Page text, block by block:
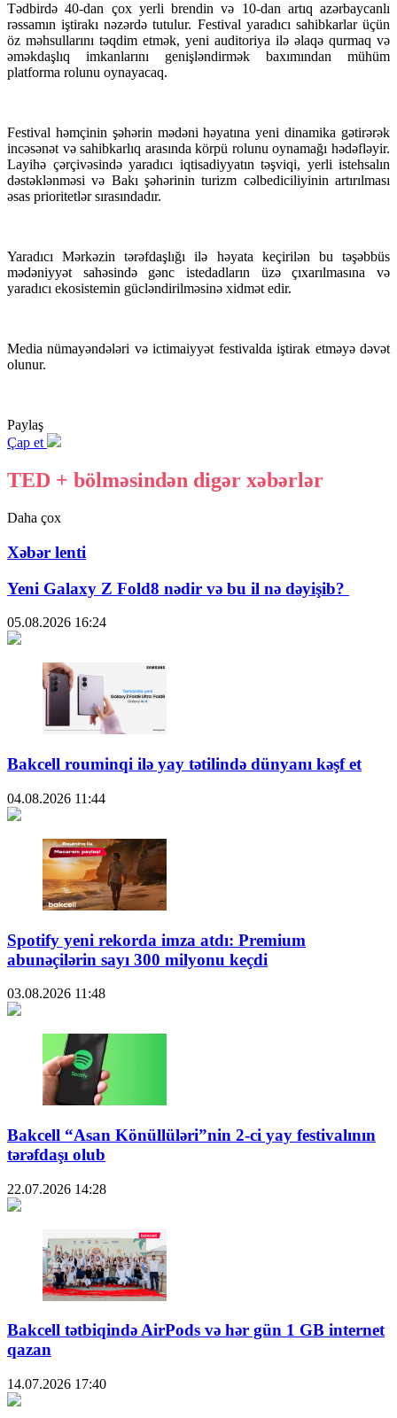
Tədbirdə 40-dan çox yerli brendin və 10-dan artıq azərbaycanlı
rəssamın iştirakı nəzərdə tutulur. Festival yaradıcı sahibkarlar üçün
öz məhsullarını təqdim etmək, yeni auditoriya ilə əlaqə qurmaq və
əməkdaşlıq imkanlarını genişləndirmək baxımından mühüm
platforma rolunu oynayacaq.
Festival həmçinin şəhərin mədəni həyatına yeni dinamika gətirərək
incəsənət və sahibkarlıq arasında körpü rolunu oynamağı hədəfləyir.
Layihə çərçivəsində yaradıcı iqtisadiyyatın təşviqi, yerli istehsalın
dəstəklənməsi və Bakı şəhərinin turizm cəlbediciliyinin artırılması
əsas prioritetlər sırasındadır.
Yaradıcı Mərkəzin tərəfdaşlığı ilə həyata keçirilən bu təşəbbüs
mədəniyyət sahəsində gənc istedadların üzə çıxarılmasına və
yaradıcı ekosistemin gücləndirilməsinə xidmət edir.
Media nümayəndələri və ictimaiyyət festivalda iştirak etməyə dəvət
olunur.
Paylaş
Çap et
TED + bölməsindən digər xəbərlər
Daha çox
Xəbər lenti
Yeni Galaxy Z Fold8 nədir və bu il nə dəyişib?
05.08.2026 16:24
Bakcell rouminqi ilə yay tətilində dünyanı kəşf et
04.08.2026 11:44
Spotify yeni rekorda imza atdı: Premium
abunəçilərin sayı 300 milyonu keçdi
03.08.2026 11:48
Bakcell “Asan Könüllüləri”nin 2-ci yay festivalının
tərəfdaşı olub
22.07.2026 14:28
Bakcell tətbiqində AirPods və hər gün 1 GB internet
qazan
14.07.2026 17:40